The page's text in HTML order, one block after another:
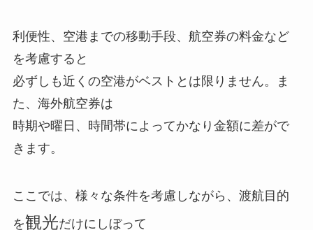
利便性、空港までの移動手段、航空券の料金など
を考慮すると
必ずしも近くの空港がベストとは限りません。ま
た、海外航空券は
時期や曜日、時間帯によってかなり金額に差がで
きます。
ここでは、様々な条件を考慮しながら、渡航目的
を観光だけにしぼって